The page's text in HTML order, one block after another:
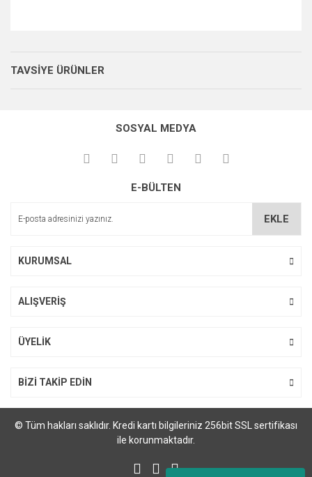
kullanarak tarafımıza iletebilirsiniz.
Görüş ve önerileriniz için teşekkür ederiz.
Ürün açıklamasında eksik bilgiler bulunuyor.
Bu ürüne benzer farklı alternatifler olmalı.
P... E... | 23/08/2024
Sebahattin Özcan | 18/07/2024
TAVSİYE ÜRÜNLER
Sprint Hp Cf219a Laserjet Görüntüleme Tamburu (19A)
SOSYAL MEDYA
E-BÜLTEN
EKLE
KURUMSAL
ALIŞVERİŞ
ÜYELİK
BİZİ TAKİP EDİN
© Tüm hakları saklıdır. Kredi kartı bilgileriniz 256bit SSL sertifikası
ile korunmaktadır.